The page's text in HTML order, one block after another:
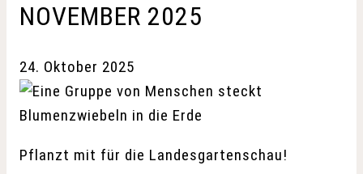
NOVEMBER 2025
24. Oktober 2025
Pflanzt mit für die Landesgartenschau!